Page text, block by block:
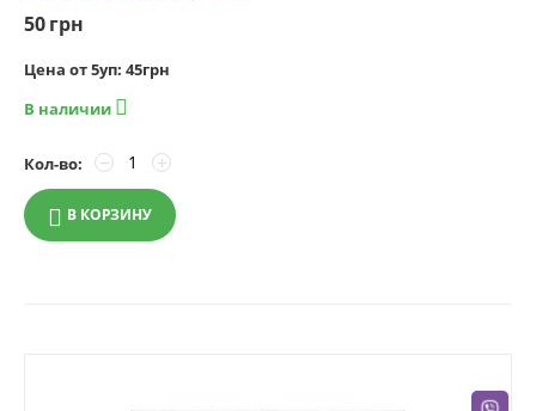
50грн
Цена от 5уп: 45грн
В наличии 
Кол-во: +
−
В КОРЗИНУ